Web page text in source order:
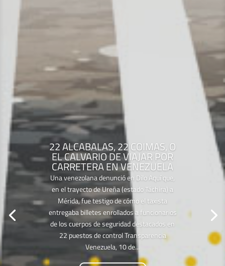
22 ALCABALAS, 22 COIMAS, O
EL CALVARIO DE VIAJAR POR
CARRETERA EN VENEZUELA
Una venezolana denunció en Dilo Aquí que,
en el trayecto de Ureña (estado Táchira) a
Mérida, fue testigo de cómo el taxista
entregaba billetes enrollados a funcionarios
de los cuerpos de seguridad destacados en
22 puestos de control Transparencia
Venezuela, 10 de...